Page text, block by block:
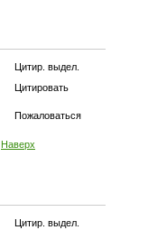
Цитир. выдел.
Цитировать
Пожаловаться
Наверх
Цитир. выдел.